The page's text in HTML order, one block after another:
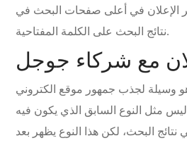
الإعلان في أعلى صفحات البحث في
نتائج البحث على الكلمة المفتاحية.
هو وسيلة لجذب جمهور موقع الكتروني
ليس مثل النوع السابق الذي يكون فيه
البحث، لكن هذا النوع يظهر بعد